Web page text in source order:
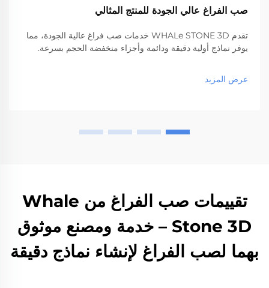
صب الفراغ عالي الجودة للمنتج المثالي
تقدم WHALe STONE 3D خدمات صب فراغ عالية الجودة، مما
يوفر نماذج أولية دقيقة ودائمة وأجزاء منخفضة الحجم بسرعة.
عرض المزيد
تقييمات صب الفراغ من Whale
Stone 3D – خدمة ومصنع موثوق
بهما لصب الفراغ لإنشاء نماذج دقيقة